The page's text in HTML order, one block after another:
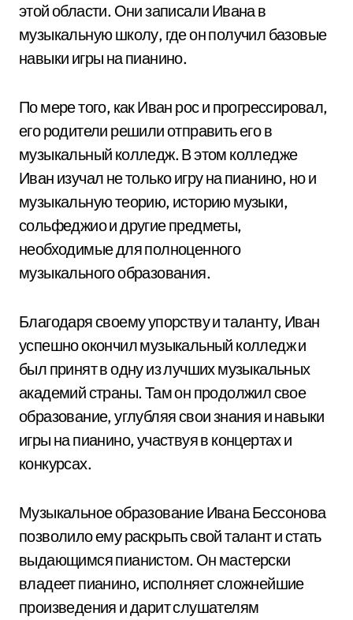
этой области. Они записали Ивана в
музыкальную школу, где он получил базовые
навыки игры на пианино.
По мере того, как Иван рос и прогрессировал,
его родители решили отправить его в
музыкальный колледж. В этом колледже
Иван изучал не только игру на пианино, но и
музыкальную теорию, историю музыки,
сольфеджио и другие предметы,
необходимые для полноценного
музыкального образования.
Благодаря своему упорству и таланту, Иван
успешно окончил музыкальный колледж и
был принят в одну из лучших музыкальных
академий страны. Там он продолжил свое
образование, углубляя свои знания и навыки
игры на пианино, участвуя в концертах и
конкурсах.
Музыкальное образование Ивана Бессонова
позволило ему раскрыть свой талант и стать
выдающимся пианистом. Он мастерски
владеет пианино, исполняет сложнейшие
произведения и дарит слушателям